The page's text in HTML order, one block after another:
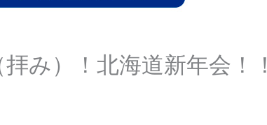
み）！北海道新年会！！